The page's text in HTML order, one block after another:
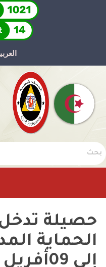
حصيلة